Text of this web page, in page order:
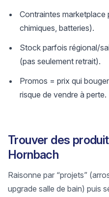
Contraintes marketplace
chimiques, batteries).
Stock parfois régional/
(pas seulement retrait).
Promos = prix qui
risque de vendre à perte.
Trouver des
Hornbach
Raisonne par “projets”
upgrade salle de bain) puis